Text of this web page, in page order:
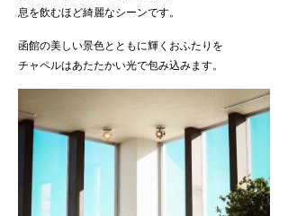
息を飲むほど綺麗なシーンです。
函館の美しい景色とともに輝くおふたりを
チャペルはあたたかい光で包み込みます。